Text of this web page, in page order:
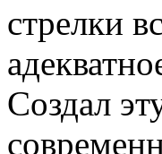
стрелки
Создал